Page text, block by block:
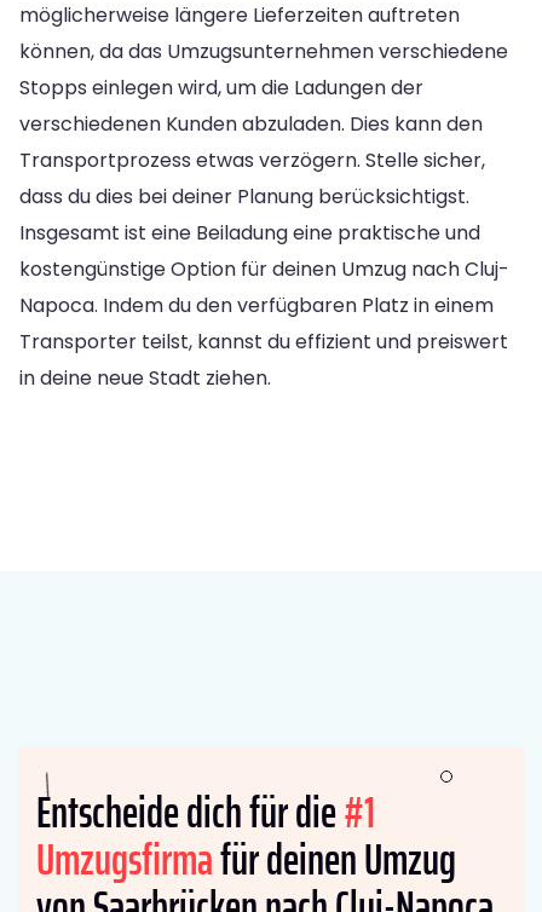
möglicherweise längere Lieferzeiten auftreten
können, da das Umzugsunternehmen verschiedene
Stopps einlegen wird, um die Ladungen der
verschiedenen Kunden abzuladen. Dies kann den
Transportprozess etwas verzögern. Stelle sicher,
dass du dies bei deiner Planung berücksichtigst.
Insgesamt ist eine Beiladung eine praktische und
kostengünstige Option für deinen Umzug nach Cluj-
Napoca. Indem du den verfügbaren Platz in einem
Transporter teilst, kannst du effizient und preiswert
in deine neue Stadt ziehen.
Entscheide dich für die#1
Umzugsfirmafür deinen Umzug